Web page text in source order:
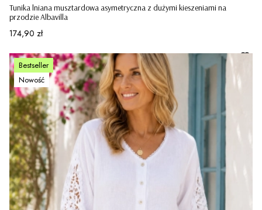
Tunika lniana musztardowa asymetryczna z dużymi kieszeniami na
przodzie Albavilla
Cena
174,90 zł
Bestseller
Nowość